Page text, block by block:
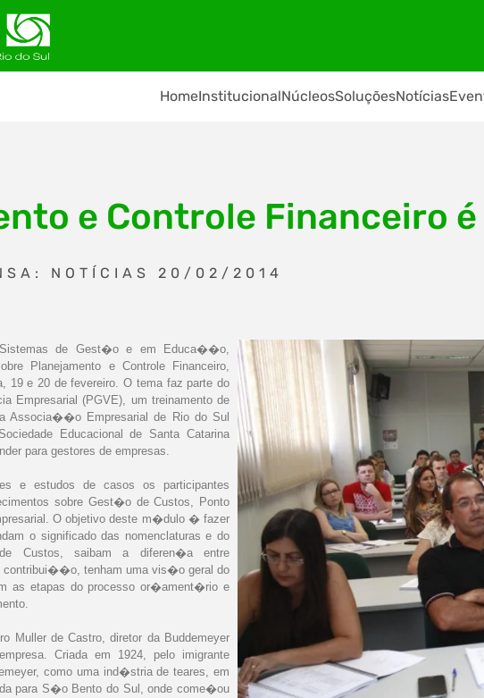
HomeInstitucionalNúcleosSoluçõesNotícias
e Controle Financeiro
NOTÍCIAS 20/02/2014
de Gest�o e em Educa��o,
Planejamento e Controle Financeiro,
19 e 20 de fevereiro. O tema faz parte do
Empresarial (PGVE), um treinamento de
Associa��o Empresarial de Rio do Sul
Educacional de Santa Catarina
para gestores de empresas.
e estudos de casos os participantes
sobre Gest�o de Custos, Ponto
O objetivo deste m�dulo � fazer
o significado das nomenclaturas e do
Custos, saibam a diferen�a entre
tenham uma vis�o geral do
as etapas do processo or�ament�rio e
Muller de Castro, diretor da Buddemeyer
Criada em 1924, pelo imigrante
como uma ind�stria de teares, em
para S�o Bento do Sul, onde come�ou